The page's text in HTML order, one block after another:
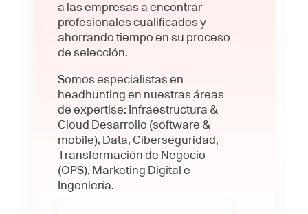
a las empresas a encontrar
profesionales cualificados y
ahorrando tiempo en su proceso
de selección.
Somos especialistas en
headhunting en nuestras áreas
de expertise: Infraestructura &
Cloud Desarrollo (software &
mobile), Data, Ciberseguridad,
Transformación de Negocio
(OPS), Marketing Digital e
Ingeniería.